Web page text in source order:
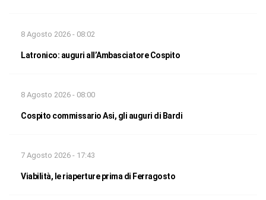
8 Agosto 2026 - 08:02
Latronico: auguri all’Ambasciatore Cospito
8 Agosto 2026 - 08:00
Cospito commissario Asi, gli auguri di Bardi
7 Agosto 2026 - 17:43
Viabilità, le riaperture prima di Ferragosto